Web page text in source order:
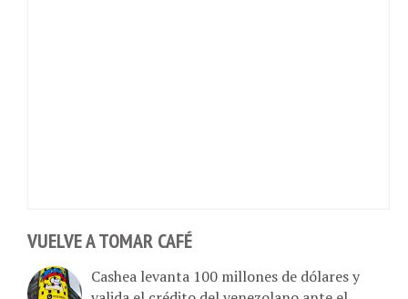
VUELVE A TOMAR CAFÉ
Cashea levanta 100 millones de dólares y
valida el crédito del venezolano ante el